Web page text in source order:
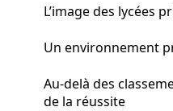
L’image des lycées
Un environnement
Au-delà des
de la réussite